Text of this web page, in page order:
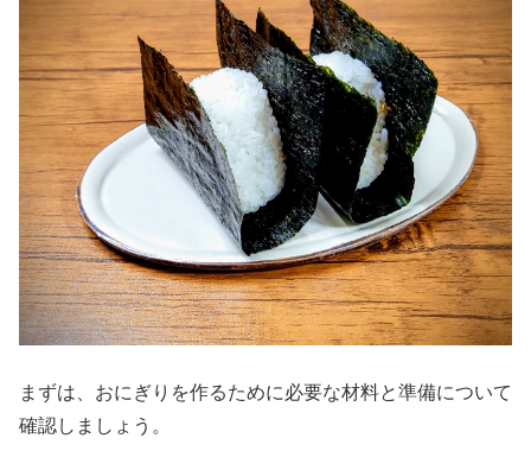
まずは、おにぎりを作るために必要な材料と準備について
確認しましょう。